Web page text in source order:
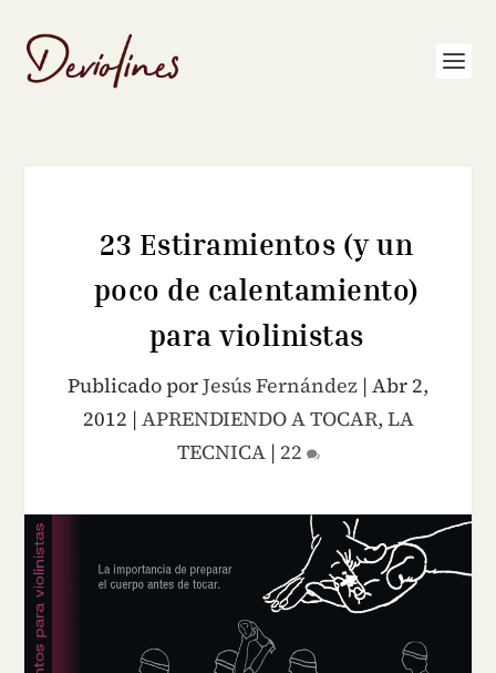
23 Estiramientos (y un
poco de calentamiento)
para violinistas
Publicado porJesús Fernández | Abr 2,
2012 | APRENDIENDO A TOCAR, LA
TECNICA| 22